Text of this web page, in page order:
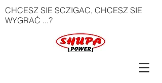
CHCESZ SIE SCZIGAC, CHCESZ SIE
WYGRAĆ ...?